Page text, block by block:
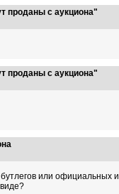
проданы с аукциона"
проданы с аукциона"
или